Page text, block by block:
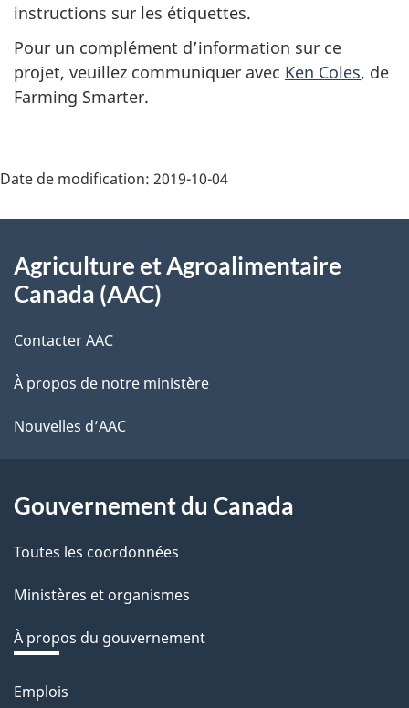
instructions sur les étiquettes.
Pour un complément d’information sur ce
projet, veuillez communiquer avec Ken Coles, de
Farming Smarter.
Date de modification: 2019-10-04
sujet
du
gouvernement
Agriculture et Agroalimentaire
Canada (AAC)
Contacter AAC
À propos de notre ministère
Nouvelles d’AAC
Gouvernement du Canada
Toutes les coordonnées
Ministères et organismes
À propos du gouvernement
Thèmes
Emplois